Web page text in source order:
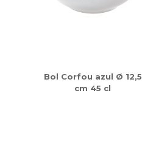
Bol Corfou azul Ø 12,5
cm 45 cl